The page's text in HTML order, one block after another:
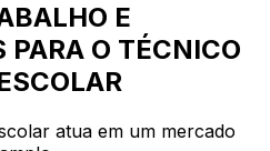
E
PARA O TÉCNICO
atua em um mercado